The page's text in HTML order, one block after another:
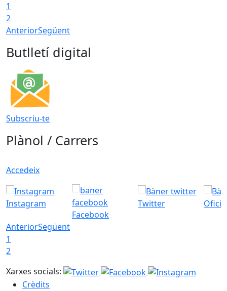
1
2
AnteriorSegüent
Butlletí digital
Subscriu-te
Plànol / Carrers
Accedeix
Instagram
Facebook
Twitter
AnteriorSegüent
1
2
Xarxes socials:
Crèdits